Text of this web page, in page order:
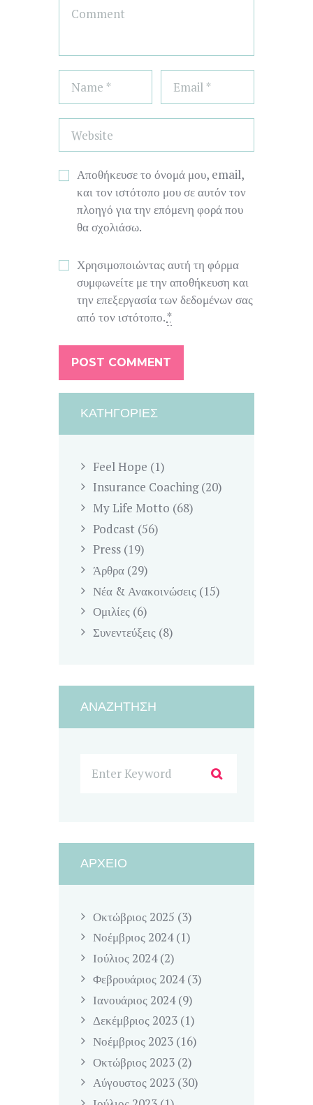
Αποθήκευσε το όνομά μου, email,
και τον ιστότοπο μου σε αυτόν τον
πλοηγό για την επόμενη φορά που
θα σχολιάσω.
Χρησιμοποιώντας αυτή τη φόρμα
συμφωνείτε με την αποθήκευση και
την επεξεργασία των δεδομένων σας
από τον ιστότοπο.*
ΚΑΤΗΓΟΡΊΕΣ
Feel Hope (1)
Insurance Coaching(20)
My Life Motto (68)
Podcast (56)
Press (19)
Άρθρα (29)
Νέα & Ανακοινώσεις (15)
Ομιλίες (6)
Συνεντεύξεις (8)
ΑΝΑΖΉΤΗΣΗ
ΑΡΧΕΊΟ
Οκτώβριος 2025 (3)
Νοέμβριος 2024(1)
Ιούλιος 2024(2)
Φεβρουάριος 2024(3)
Ιανουάριος 2024(9)
Δεκέμβριος 2023 (1)
Νοέμβριος 2023 (16)
Οκτώβριος 2023 (2)
Αύγουστος 2023 (30)